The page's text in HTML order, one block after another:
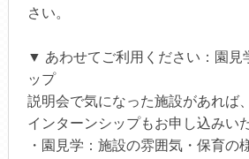
さい。
▼ あわせてご利用ください：園見
ップ
説明会で気になった施設があれば
インターンシップもお申し込みい
・園見学：施設の雰囲気・保育の